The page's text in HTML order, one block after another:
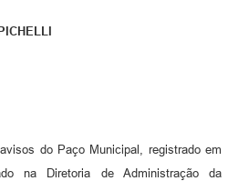
do Paço Municipal, registrado em
na Diretoria de Administração da